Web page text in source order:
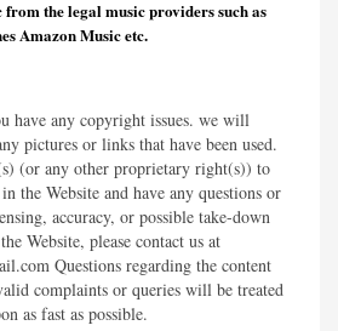
the legal music providers such as
Amazon Music etc.
have any copyright issues. we will
pictures or links that have been used.
(or any other proprietary right(s)) to
the Website and have any questions or
accuracy, or possible take-down
Website, please contact us at
Questions regarding the content
complaints or queries will be treated
as fast as possible.​